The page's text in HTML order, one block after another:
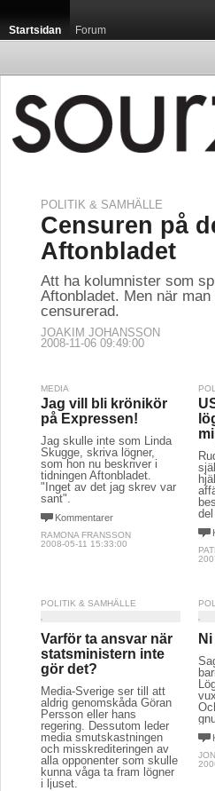
Startsidan Forum
POLITIK & SAMHÄLLE
Censuren på
Aftonbladet
Att ha kolumnister som
Aftonbladet. Men när
censurerad.
JOAKIM JOHANSSON
2008-11-06 09:49:00
MEDIA
Jag vill bli krönikör
på Expressen!
Jag skulle inte som Linda
Skugge, skriva lögner,
som hon nu beskriver i
tidningen Aftonbladet.
"Inget av det jag skrev var
sant".
Kommentarer
RAMONA FRANSSON
2008-05-11 15:33:00
POLITIK & SAMHÄLLE
Varför ta ansvar när
statsministern inte
gör det?
Media-Sverige ser till att
aldrig genomskåda Göran
Persson eller hans
regering. Dessutom leder
media smutskastningen
och misskrediteringen av
alla opponenter som skulle
kunna våga ta fram lögner
i ljuset.